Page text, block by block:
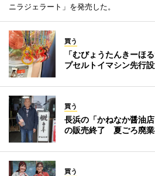
ニラジェラート」を発売した。
買う
「むびょうたんきーほ
プセルトイマシン先行
買う
長浜の「かねなか醤油
の販売終了 夏ごろ廃
買う